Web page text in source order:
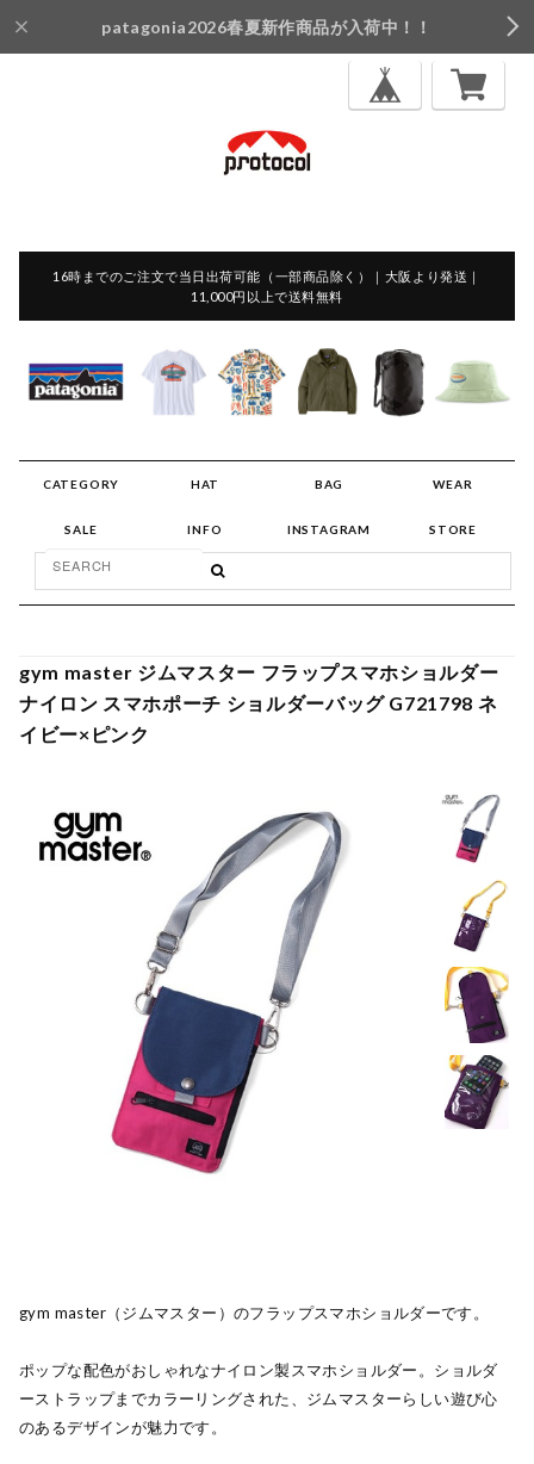
patagonia2026春夏新作商品が入荷中！！
16時までのご注文で当日出荷可能（一部商品除く）｜大阪より発送｜
11,000円以上で送料無料
CATEGORY HAT BAG WEAR
SALE INFO INSTAGRAM STORE
gym master ジムマスター フラップスマホショルダー
ナイロン スマホポーチ ショルダーバッグ G721798 ネ
イビー×ピンク
gym master（ジムマスター）のフラップスマホショルダーです。
ポップな配色がおしゃれなナイロン製スマホショルダー。ショルダ
ーストラップまでカラーリングされた、ジムマスターらしい遊び心
のあるデザインが魅力です。